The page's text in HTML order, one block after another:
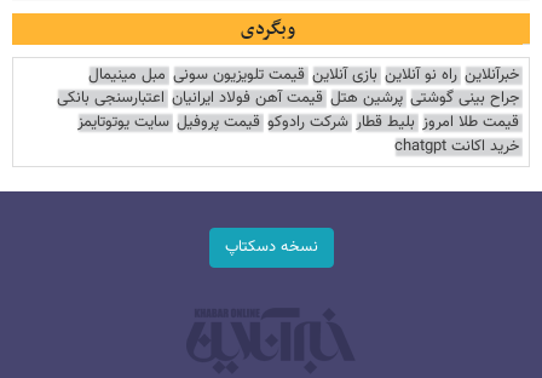
وبگردی
خبرآنلاین راه نو آنلاین بازی آنلاین قیمت تلویزیون سونی مبل مینیمال
جراح بینی گوشتی پرشین هتل قیمت آهن فولاد ایرانیان اعتبارسنجی بانکی
قیمت طلا امروز بلیط قطار شرکت رادوکو قیمت پروفیل سایت یوتوتایمز
خرید اکانت chatgpt
نسخه دسکتاپ